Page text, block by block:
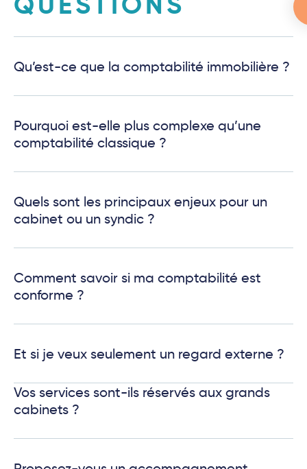
QUESTIONS
Qu’est-ce que la comptabilité immobilière ?
Pourquoi est-elle plus complexe qu’une
comptabilité classique ?
Quels sont les principaux enjeux pour un
cabinet ou un syndic ?
Comment savoir si ma comptabilité est
conforme ?
Et si je veux seulement un regard externe ?
Vos services sont-ils réservés aux grands
cabinets ?